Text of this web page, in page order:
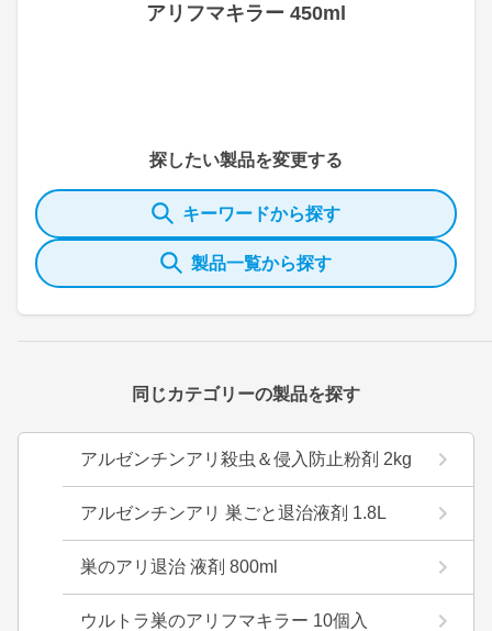
アリフマキラー 450ml
探したい製品を変更する
キーワードから探す
製品一覧から探す
同じカテゴリーの製品を探す
アルゼンチンアリ殺虫＆侵入防止粉剤 2kg
アルゼンチンアリ 巣ごと退治液剤 1.8L
巣のアリ退治 液剤 800ml
ウルトラ巣のアリフマキラー 10個入